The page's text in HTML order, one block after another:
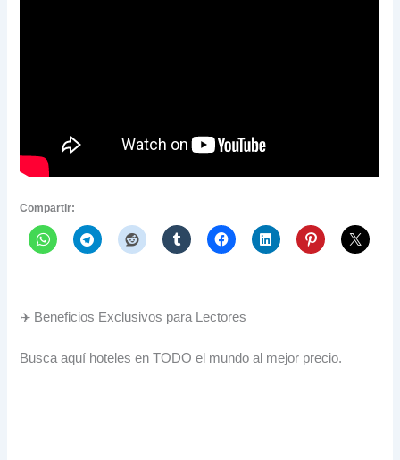
Compartir:
✈️ Beneficios Exclusivos para Lectores
Busca aquí hoteles en TODO el mundo al mejor precio.